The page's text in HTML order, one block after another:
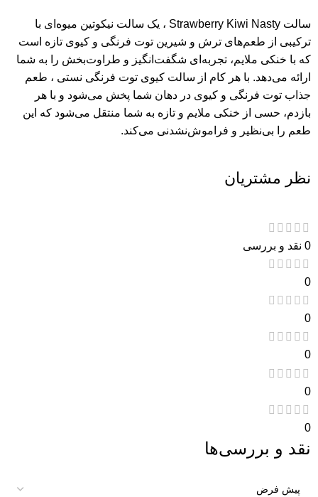
سالت Strawberry Kiwi Nasty ، یک سالت نیکوتین میوه‌ای با
ترکیبی از طعم‌های ترش و شیرین توت فرنگی و کیوی تازه است
که با خنکی ملایم، تجربه‌ای شگفت‌انگیز و طراوت‌بخش را به شما
ارائه می‌دهد. با هر کام از سالت کیوی توت فرنگی نستی ، طعم
جذاب توت فرنگی و کیوی در دهان شما پخش می‌شود و با هر
بازدم، حسی از خنکی ملایم و تازه به شما منتقل می‌شود که این
طعم را بی‌نظیر و فراموش‌نشدنی می‌کند.
نظر مشتریان
0 نقد و بررسی
0
0
0
0
0
نقد و بررسی‌ها